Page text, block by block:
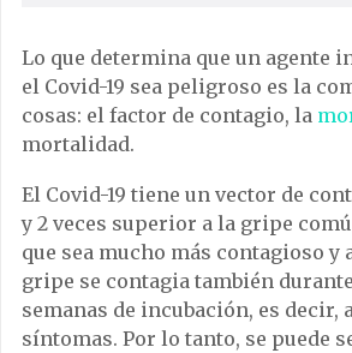
Lo que determina que un agente
el Covid-19 sea peligroso es la
cosas: el factor de contagio, la
mortalidad.
El Covid-19 tiene un vector de
y 2 veces superior a la gripe
que sea mucho más contagioso y
gripe se contagia también
semanas de incubación, es decir,
síntomas. Por lo tanto, se puede